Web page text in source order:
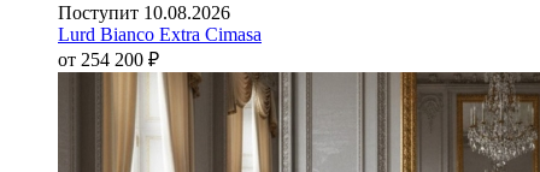
Поступит 10.08.2026
Lurd Bianco Extra Cimasa
от 254 200 ₽